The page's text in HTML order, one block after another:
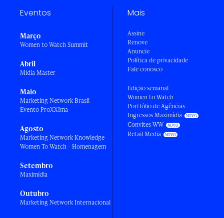
Eventos
Março
Women to Watch Summit
Abril
Mídia Master
Maio
Marketing Network Brasil
Evento ProXXIma
Agosto
Marketing Network Knowledge
Women To Watch - Homenagem
Setembro
Maximídia
Outubro
Marketing Network Internacional
Mais
Assine
Renove
Anuncie
Política de privacidade
Fale conosco
Edição semanal
Women to Watch
Portfólio de Agências
Ingressos Maximídia
Convites WW
Retail Media